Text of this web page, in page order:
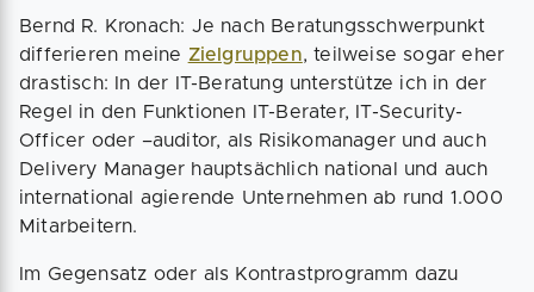
Bernd R. Kronach: Je nach Beratungsschwerpunkt
differieren meine Zielgruppen, teilweise sogar eher
drastisch: In der IT-Beratung unterstütze ich in der
Regel in den Funktionen IT-Berater, IT-Security-
Officer oder –auditor, als Risikomanager und auch
Delivery Manager hauptsächlich national und auch
international agierende Unternehmen ab rund 1.000
Mitarbeitern.
Im Gegensatz oder als Kontrastprogramm dazu